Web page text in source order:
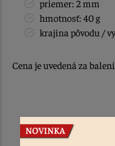
priemer: 2 mm
hmotnosť: 40 g
krajina pôvodu /
Cena je uvedená za